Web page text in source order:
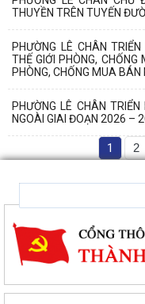
THUYỀN TRÊN TUYẾN
PHƯỜNG LÊ CHÂN
THẾ GIỚI PHÒNG,
PHÒNG, CHỐNG MUA
PHƯỜNG LÊ CHÂN
NGOÀI GIAI ĐOẠN 2026 –
1 2